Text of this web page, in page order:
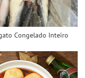
Congelado Inteiro